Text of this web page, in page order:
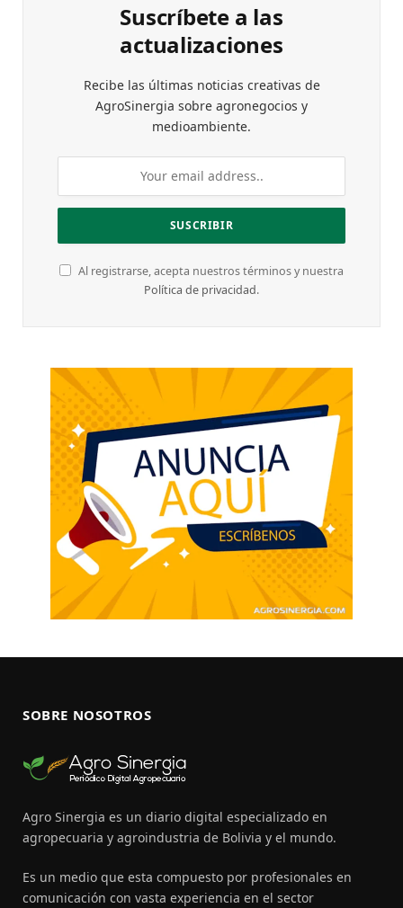
Suscríbete a las
actualizaciones
Recibe las últimas noticias creativas de
AgroSinergia sobre agronegocios y
medioambiente.
Al registrarse, acepta nuestros términos y nuestra
Política de privacidad.
SOBRE NOSOTROS
Agro Sinergia es un diario digital especializado en
agropecuaria y agroindustria de Bolivia y el mundo.
Es un medio que esta compuesto por profesionales en
comunicación con vasta experiencia en el sector